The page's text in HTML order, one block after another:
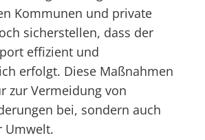
Kommunen und private
sicherstellen, dass der
effizient und
erfolgt. Diese Maßnahmen
zur Vermeidung von
bei, sondern auch
Umwelt.